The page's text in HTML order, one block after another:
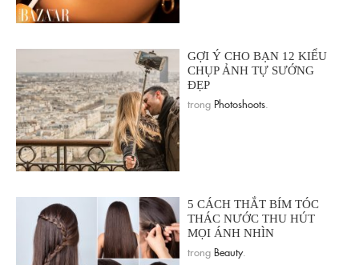
GỢI Ý CHO BẠN 12 KIỂU
CHỤP ẢNH TỰ SƯỚNG
ĐẸP
trong Photoshoots
5 CÁCH THẮT BÍM TÓC
THÁC NƯỚC THU HÚT
MỌI ÁNH NHÌN
trong Beauty.